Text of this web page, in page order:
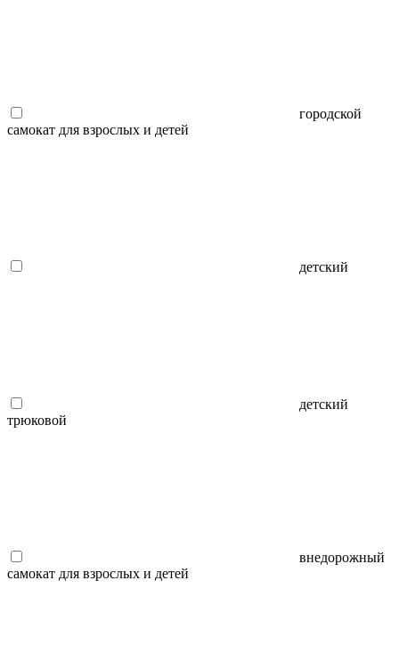
городской
самокат для взрослых и детей
детский
детский
трюковой
внедорожный
самокат для взрослых и детей